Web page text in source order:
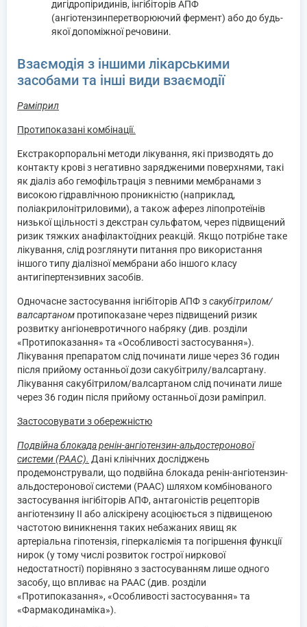
дигідропіридинів, інгібіторів АПФ
(ангіотензинперетворюючий фермент) або до будь-
якої допоміжної речовини.
Взаємодія з іншими лікарськими
засобами та інші види взаємодії
Раміприл
Протипоказані комбінації.
Екстракорпоральні методи лікування, які призводять до
контакту крові з негативно зарядженими поверхнями, такі
як діаліз або гемофільтрація з певними мембранами з
високою гідравлічною проникністю (наприклад,
поліакрилонітриловими), а також аферез ліпопротеїнів
низької щільності з декстран сульфатом, через підвищений
ризик тяжких анафілактоїдних реакцій. Якщо потрібне таке
лікування, слід розглянути питання про використання
іншого типу діалізної мембрани або іншого класу
антигіпертензивних засобів.
Одночасне застосування інгібіторів АПФ зсакубітрилом/
валсартаном протипоказане через підвищений ризик
розвитку ангіоневротичного набряку (див. розділи
«Протипоказання» та «Особливості застосування»).
Лікування препаратом слід починати лише через 36 годин
після прийому останньої дози сакубітрилу/валсартану.
Лікування сакубітрилом/валсартаном слід починати лише
через 36 годин після прийому останньої дози раміприл.
Застосовувати з обережністю
Подвійна блокада ренін-ангіотензин-альдостеронової
системи (РААС). Дані клінічних досліджень
продемонстрували, що подвійна блокада ренін-ангіотензин-
альдостеронової системи (РААС) шляхом комбінованого
застосування інгібіторів АПФ, антагоністів рецепторів
ангіотензину II або аліскірену асоціюється з підвищеною
частотою виникнення таких небажаних явищ як
артеріальна гіпотензія, гіперкаліємія та погіршення функції
нирок (у тому числі розвиток гострої ниркової
недостатності) порівняно з застосуванням лише одного
засобу, що впливає на РААС (див. розділи
«Протипоказання», «Особливості застосування» та
«Фармакодинаміка»).